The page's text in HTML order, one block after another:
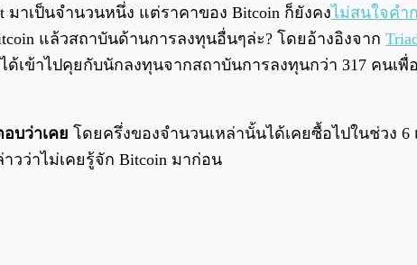
าเป็นจำนวนหนึ่ง แต่ราคาของ Bitcoin ก็ยังคงไม่สนใจคำ
แล้วสถาบันด้านการลงทุนอื่นๆล่ะ? โดยอ้างอิงจาก
เข้าไปคุยกับนักลงทุนจากสถาบันการลงทุนกว่า 317 คนเ
บว่าเคย โดยครึ่งของจำนวนเหล่านั้นได้เคยซื้อไปในช่วง
วว่าไม่เคยรู้จัก Bitcoin มาก่อน